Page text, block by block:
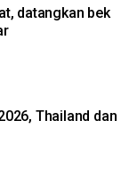
datangkan bek
Thailand dan